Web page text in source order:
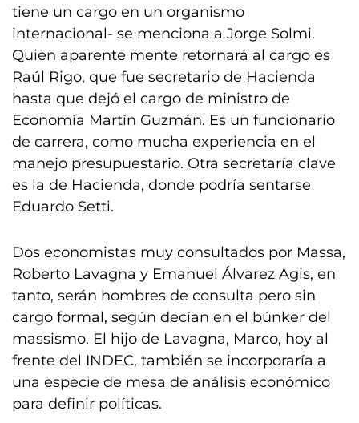
tiene un cargo en un organismo
internacional- se menciona a Jorge Solmi.
Quien aparente mente retornará al cargo es
Raúl Rigo, que fue secretario de Hacienda
hasta que dejó el cargo de ministro de
Economía Martín Guzmán. Es un funcionario
de carrera, como mucha experiencia en el
manejo presupuestario. Otra secretaría clave
es la de Hacienda, donde podría sentarse
Eduardo Setti.
Dos economistas muy consultados por Massa,
Roberto Lavagna y Emanuel Álvarez Agis, en
tanto, serán hombres de consulta pero sin
cargo formal, según decían en el búnker del
massismo. El hijo de Lavagna, Marco, hoy al
frente del INDEC, también se incorporaría a
una especie de mesa de análisis económico
para definir políticas.